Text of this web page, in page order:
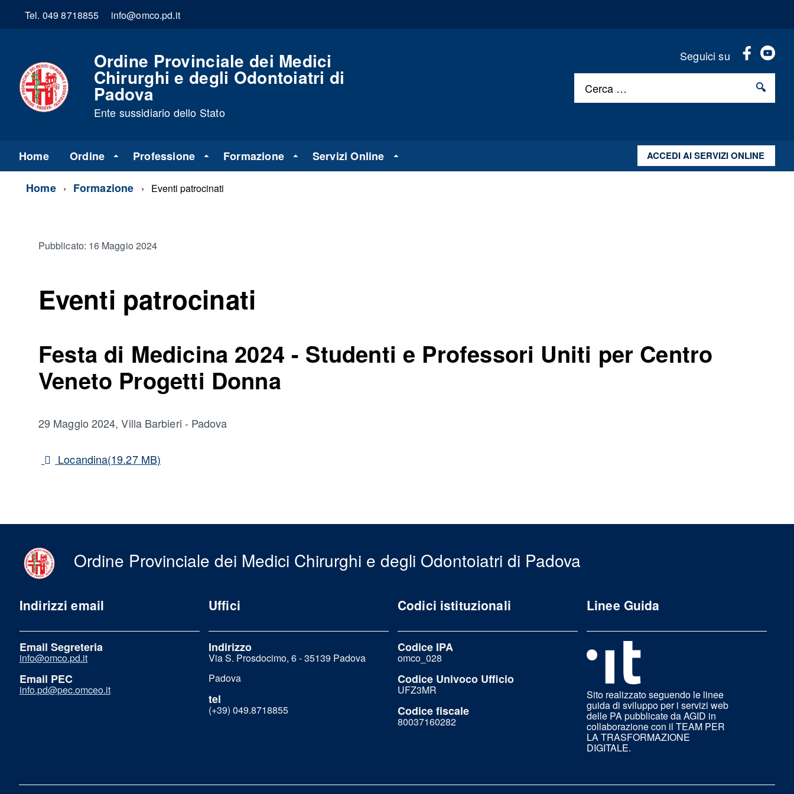
Tel. 049 8718855 info@omco.pd.it
Ordine Provinciale dei Medici
Chirurghi e degli Odontoiatri di
Padova
Ente sussidiario dello Stato
Seguici su . .
Cerca …
Home Ordine Professione Formazione Servizi Online ACCEDI AI SERVIZI ONLINE
Home Formazione Eventi patrocinati
Pubblicato: 16 Maggio 2024
Eventi patrocinati
Festa di Medicina 2024 - Studenti e Professori Uniti per Centro
Veneto Progetti Donna
29 Maggio 2024, Villa Barbieri - Padova
pdf
Locandina(19.27 MB)
Ordine Provinciale dei Medici Chirurghi e degli Odontoiatri di Padova
Indirizzi email
Email Segreteria
info@omco.pd.it
Email PEC
info.pd@pec.omceo.it
Uffici
Indirizzo
Via S. Prosdocimo, 6 - 35139 Padova
Padova
tel
(+39) 049.8718855
Codici istituzionali
Codice IPA
omco_028
Codice Univoco Ufficio
UFZ3MR
Codice fiscale
80037160282
Linee Guida
Sito realizzato seguendo le linee
guida di sviluppo per i servizi web
delle PA pubblicate da AGID in
collaborazione con il TEAM PER
LA TRASFORMAZIONE
DIGITALE.